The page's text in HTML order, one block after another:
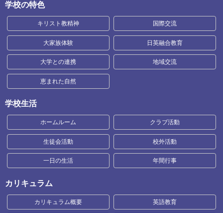
学校の特色
キリスト教精神 国際交流
大家族体験 日英融合教育
大学との連携 地域交流
恵まれた自然
学校生活
ホームルーム クラブ活動
生徒会活動 校外活動
一日の生活 年間行事
カリキュラム
カリキュラム概要 英語教育